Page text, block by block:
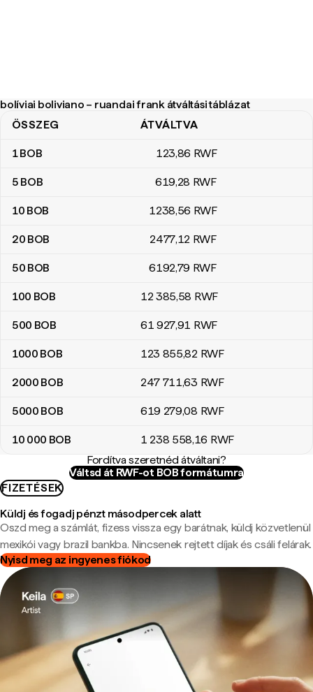
bolíviai boliviano – ruandai frank átváltási táblázat
bolíviai boliviano – ruandai frank átváltási táblázat
ÖSSZEG ÁTVÁLTVA
1BOB 123,86 RWF
5 BOB 619,28 RWF
10 BOB 1238,56 RWF
20 BOB 2477,12 RWF
50 BOB 6192,79 RWF
100 BOB 12 385,58 RWF
500 BOB 61 927,91 RWF
1000 BOB 123 855,82 RWF
2000 BOB 247 711,63 RWF
5000 BOB 619 279,08 RWF
10 000 BOB 1 238 558,16 RWF
Fordítva szeretnéd átváltani?
Váltsd át RWF-ot BOB formátumra
FIZETÉSEK
Küldj és fogadj pénzt másodpercek alatt
Oszd meg a számlát, fizess vissza egy barátnak, küldj közvetlenül
mexikói vagy brazil bankba. Nincsenek rejtett díjak és csáli felárak.
Nyisd meg az ingyenes fiókod